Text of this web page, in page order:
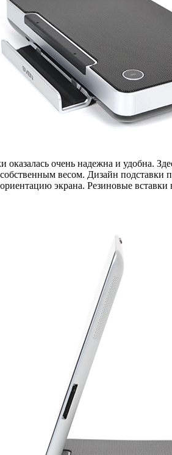
оказалась очень надежна и удобна.
весом. Дизайн
экрана. Резиновые